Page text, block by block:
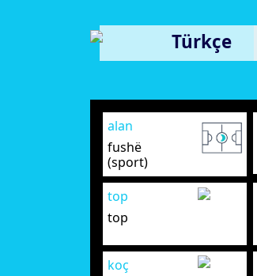
Türkçe
alan
fushë
(sport)
top
top
koç